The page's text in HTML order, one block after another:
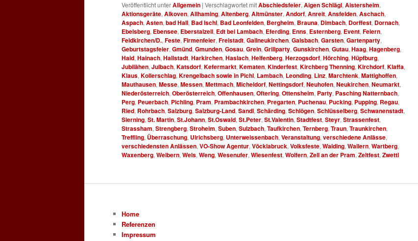
Veröffentlicht unterAllgemein | Verschlagwortet mitAbschiedsfeier, Aigen Schlägl, Aistersheim,
Aktionsgeräte, Alkoven, Allhaming, Altenberg, Altmünster, Andorf, Anreit, Ansfelden, Aschach,
Aspach, Asten, bad Hall, Bad Ischl, Bad Leonfelden, Bergheim, Brauna, Dimbach, Dorffest, Dornach,
Ebelsberg, Ebensee, Eberstalzell, Edt bei Lambach, Eferding, Enns, Esternberg, Event, Feiern,
Feldkirchen/D., Feste, Firmenfeier, Freistadt, Gallneukirchen, Galsbach, Garsten, Gartenparty,
Geburtstagsfeier, Gmünd, Gmunden, Gosau, Grein, Grillparty, Gunskirchen, Gutau, Haag, Hagenberg,
Haid, Hainach, Hallstadt, Harkirchen, Haslach, Helfenberg, Herzogsdorf, Hörching, Hüpfburg,
Jubilähen, Julbach, Katsdorf, Kefermarkt, Kematen, Kinderfest, Kirchberg Thenning, Kirchdorf, Klaffa,
Klaus, Kollerschlag, Krengelbach sowie in Pichl, Lambach, Leonding, Linz, Marchtenk, Mattighoffen,
Mauthausen, Messe, Messen, Mettmach, Micheldorf, Nettingsdorf, Neuhofen, Neukirchen, Neumarkt,
Niederösterreich, Oberösterreich, Offenhausen, Oftering, Ottensheim, Party, Pasching Natternbach,
Perg, Peuerbach, Pichling, Pram, Prambachkirchen, Pregarten, Puchenau, Pucking, Pupping, Regau,
Ried, Rohrbach, Salzburg, Salzburg-Land, Sandl, Schärding, Schlögen, Schlüsselberg, Schwanenstadt,
Sierning, St. Martin, St.Johann, St.Oswald, St.Peter, St.Valentin, Stadtfest, Steyr, Strassenfest,
Strassham, Strengberg, Stroheim, Suben, Sulzbach, Taufkirchen, Ternberg, Traun, Traunkirchen,
Treffling, Überraschung, Ulrichsberg, Unterweissenbach, Veranstaltung, verschiedene Anlässe,
verschiedensten Anlässen, VO-Show Agentur, Vöcklabruck, Volksfeste, Walding, Wallern, Wartberg,
Waxenberg, Weibern, Wels, Weng, Wesenufer, Wiesenfest, Wolfern, Zell an der Pram, Zeltfest, Zwettl
Home
Referenzen
Impressum